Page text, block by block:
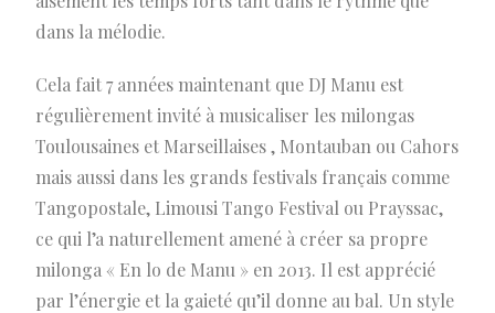
dans la mélodie.
Cela fait 7 années maintenant que DJ Manu est
régulièrement invité à musicaliser les milongas
Toulousaines et Marseillaises , Montauban ou Cahors
mais aussi dans les grands festivals français comme
Tangopostale, Limousi Tango Festival ou Prayssac,
ce qui l’a naturellement amené à créer sa propre
milonga « En lo de Manu » en 2013. Il est apprécié
par l’énergie et la gaieté qu’il donne au bal. Un style